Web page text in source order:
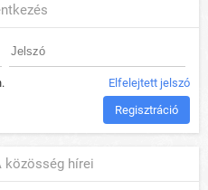
Elfelejtett jelszó
Regisztráció
közösség hírei